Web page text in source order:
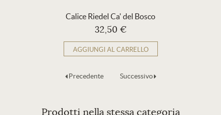
Calice Riedel Ca' del Bosco
32,50 €
AGGIUNGI AL CARRELLO
Precedente Successivo
Prodotti nella stessa categoria